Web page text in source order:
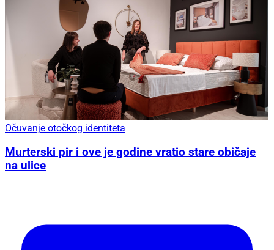
Očuvanje otočkog identiteta
Murterski pir i ove je godine vratio stare običaje
na ulice